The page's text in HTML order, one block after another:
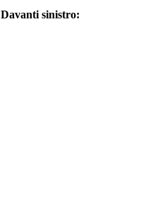
Davanti sinistro: